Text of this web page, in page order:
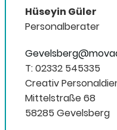
Hüseyin Güler
Personalberater
T: 02332 545335
Creativ
Mittelstraße 68
58285 Gevelsberg